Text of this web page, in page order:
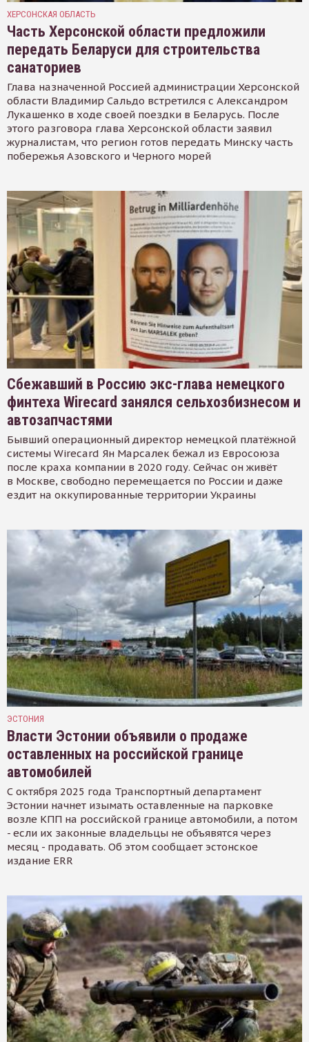
ХЕРСОНСКАЯ ОБЛАСТЬ
Часть Херсонской области предложили
передать Беларуси для строительства
санаториев
Глава назначенной Россией администрации Херсонской
области Владимир Сальдо встретился с Александром
Лукашенко в ходе своей поездки в Беларусь. После
этого разговора глава Херсонской области заявил
журналистам, что регион готов передать Минску часть
побережья Азовского и Черного морей
Сбежавший в Россию экс-глава немецкого
финтеха Wirecard занялся сельхозбизнесом и
автозапчастями
Бывший операционный директор немецкой платёжной
системы Wirecard Ян Марсалек бежал из Евросоюза
после краха компании в 2020 году. Сейчас он живёт
в Москве, свободно перемещается по России и даже
ездит на оккупированные территории Украины
ЭСТОНИЯ
Власти Эстонии объявили о продаже
оставленных на российской границе
автомобилей
С октября 2025 года Транспортный департамент
Эстонии начнет изымать оставленные на парковке
возле КПП на российской границе автомобили, а потом
- если их законные владельцы не объявятся через
месяц - продавать. Об этом сообщает эстонское
издание ERR